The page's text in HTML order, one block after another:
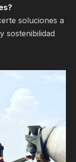
soluciones a
sostenibilidad